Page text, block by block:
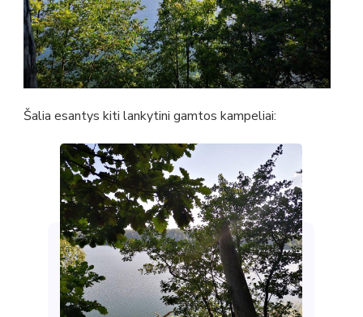
Šalia esantys kiti lankytini gamtos kampeliai: